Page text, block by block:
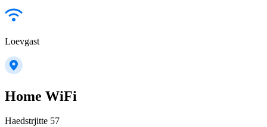
Loevgast
Home WiFi
Haedstrjitte 57